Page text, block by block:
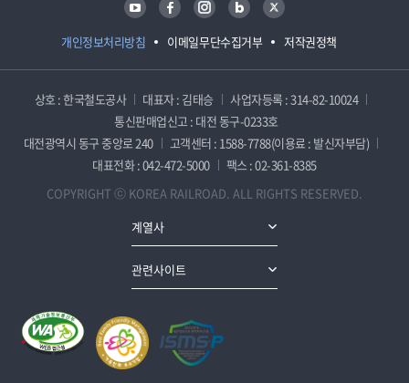
개인정보처리방침 이메일무단수집거부 저작권정책
상호 : 한국철도공사 대표자 : 김태승
사업자등록 : 314-82-10024
통신판매업신고 : 대전 동구-0233호
대전광역시 동구 중앙로 240
고객센터 : 1588-7788(이용료 : 발신자부담)
대표전화 : 042-472-5000
팩스 : 02-361-8385
COPYRIGHT ⓒ KOREA RAILROAD. ALL RIGHTS RESERVED.
계열사
관련사이트